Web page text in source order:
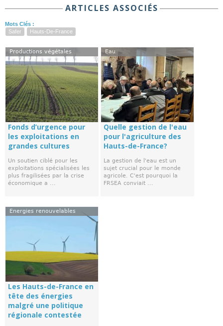
ARTICLES ASSOCIÉS
Mots Clés :
Safer
Hauts-De-France
Productions végétales
Fonds d’urgence pour
les exploitations en
grandes cultures
Un soutien ciblé pour les
exploitations spécialisées les
plus fragilisées par la crise
économique a ...
Eau
Quelle gestion de l'eau
pour l'agriculture des
Hauts-de-France?
La gestion de l'eau est un
sujet crucial pour le monde
agricole. C'est pourquoi la
FRSEA conviait ...
Energies renouvelables
Les Hauts-de-France en
tête des énergies
malgré une politique
régionale contestée